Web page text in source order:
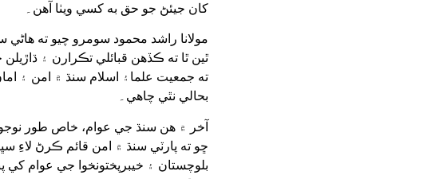
کان جيئڻ جو حق به کسي ويٺا آهن۔
مولانا راشد محمود سومرو چيو ته
ٿين ٿا ته ڪڏهن قبائلي تڪرارن ۽
ته جمعيت علما۽ اسلام سنڌ ۾ امن ۽
بحالي نٿي چاهي۔
آخر ۾ هن سنڌ جي عوام، خاص طور
ڇو ته پارٽي سنڌ ۾ امن قائم ڪرڻ لاءِ
بلوچستان ۽ خيبرپختونخوا جي عوام کي